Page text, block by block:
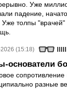
Уже
падение,
Уже толпы
(15:18)
основатели
разные